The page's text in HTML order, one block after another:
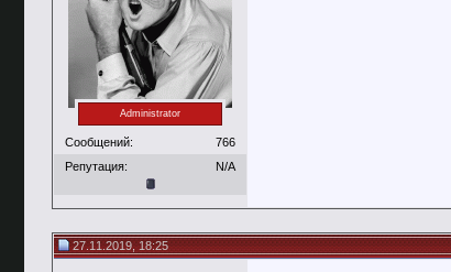
Administrator
Сообщений:
766
Репутация:
N/A
27.11.2019, 18:25